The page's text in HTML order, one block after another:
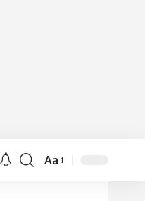
Lettergrootte
Aa